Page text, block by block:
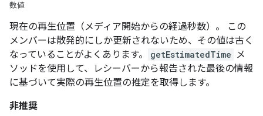
数値
現在の再生位置（メディア開始からの経過秒数）。 この
メンバーは散発的にしか更新されないため、その値は古く
なっていることがよくあります。
getEstimatedTime メ
ソッドを使用して、レシーバーから報告された最後の情報
に基づいて実際の再生位置の推定を取得します。
非推奨